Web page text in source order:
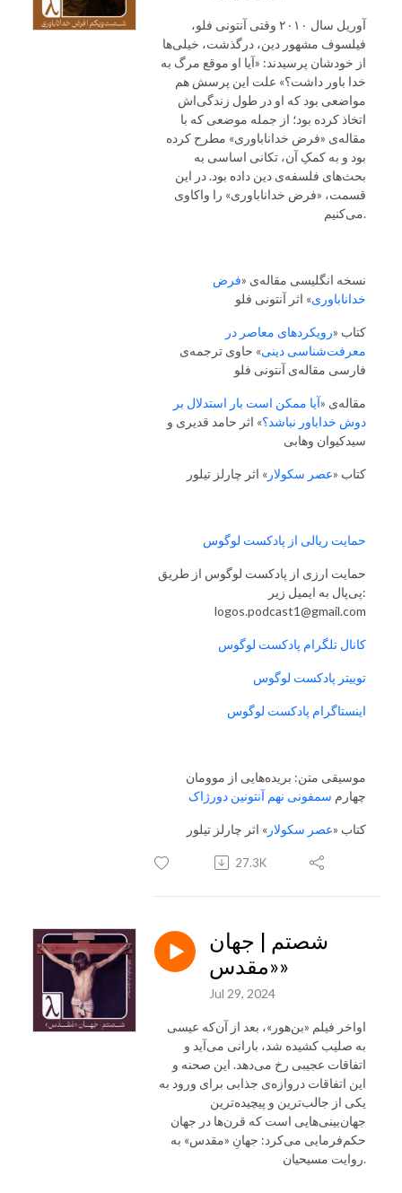
آوریل سال ۲۰۱۰ وقتی آنتونی فلو،
فیلسوف مشهور دین، درگذشت، خیلی‌ها
از خودشان پرسیدند: «آیا او موقع مرگ به
خدا باور داشت؟» علت این پرسش هم
مواضعی بود که او در طول زندگی‌اش
اتخاذ کرده بود؛ از جمله موضعی که با
مقاله‌ی «فرض خداناباوری» مطرح کرده
بود و به کمکِ آن، تکانی اساسی به
بحث‌های فلسفه‌ی دین داده بود. در این
قسمت، «فرض خداناباوری» را واکاوی
می‌کنیم.
نسخه انگلیسی مقاله‌ی «فرض
خداناباوری» اثر آنتونی فلو
کتاب «رویکردهای معاصر در
معرفت‌شناسی دینی» حاوی ترجمه‌ی
فارسی مقاله‌ی آنتونی فلو
مقاله‌ی «آیا ممکن است بار استدلال بر
دوش خداباور نباشد؟» اثر حامد قدیری و
سیدکیوان وهابی
کتاب «عصر سکولار » اثر چارلز تیلور
حمایت ریالی از پادکست لوگوس
حمایت ارزی از پادکست لوگوس از طریق
پی‌پال به ایمیل زیر:
logos.podcast1@gmail.com
کانال تلگرام پادکست لوگوس
توییتر پادکست لوگوس
اینستاگرام پادکست لوگوس
چهارم سمفونی نهم آنتونین دورژاک
کتاب «عصر سکولار » اثر چارلز تیلور
27.3K
شصتم | جهان
«مقدس»
Jul 29, 2024
اواخر فیلم «بن‌هور»، بعد از آن‌که عیسی
به صلیب کشیده شد، بارانی می‌آید و
اتفاقات عجیبی رخ می‌دهد. این صحنه و
این اتفاقات دروازه‌ی جذابی برای ورود به
یکی از جالب‌ترین و پیچیده‌ترین
جهان‌بینی‌هایی است که قرن‌ها در جهان
حکم‌فرمایی می‌کرد: جهانِ «مقدس» به
روایت مسیحیان.